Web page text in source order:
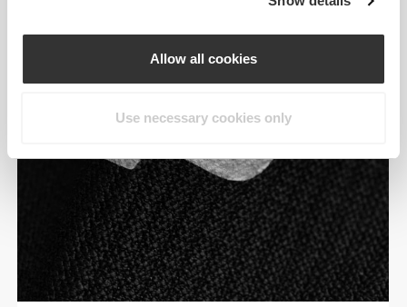
Allow all cookies
Use necessary cookies only